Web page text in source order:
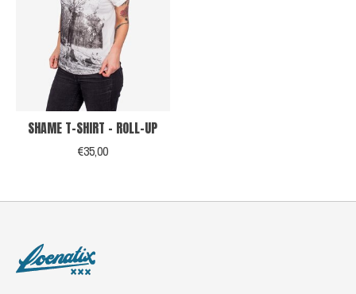
SHAME T-SHIRT - ROLL-UP
€35,00